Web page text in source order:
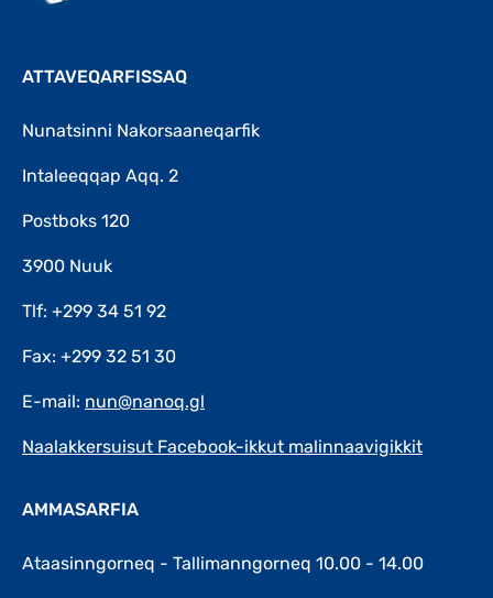
ATTAVEQARFISSAQ
Nunatsinni Nakorsaaneqarfik
Intaleeqqap Aqq. 2
Postboks 120
3900 Nuuk
Tlf: +299 34 51 92
Fax: +299 32 51 30
E-mail: nun@nanoq.gl
Naalakkersuisut Facebook-ikkut malinnaavigikkit
AMMASARFIA
Ataasinngorneq - Tallimanngorneq 10.00 - 14.00